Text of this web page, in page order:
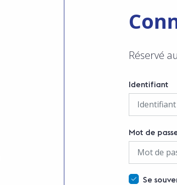
Réservé
Identifiant
Mot de
Se